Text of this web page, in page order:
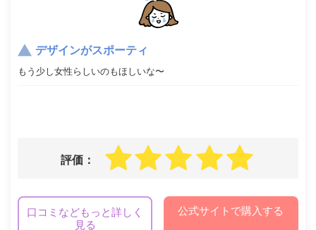
デザインがスポーティ
もう少し女性らしいのもほしいな〜
評価：
口コミなどもっと詳しく
見る
公式サイトで購入する